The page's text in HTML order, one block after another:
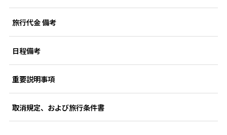
旅行代金 備考
日程備考
重要説明事項
取消規定、および旅行条件書